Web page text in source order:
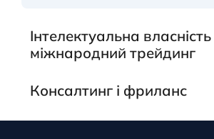
Інтелектуальна власність
міжнародний трейдинг
Консалтинг і фриланс